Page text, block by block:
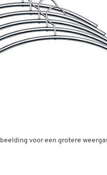
voor een grotere